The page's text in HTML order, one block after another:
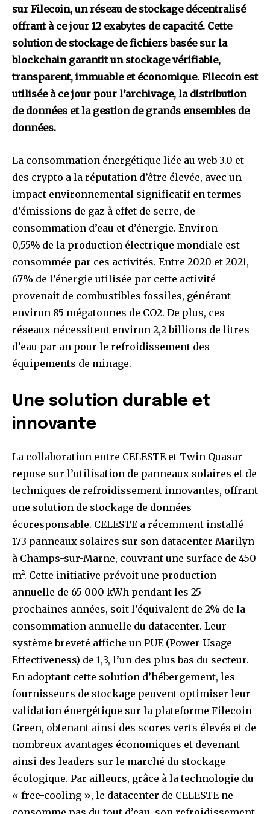
sur Filecoin, un réseau de stockage décentralisé
offrant à ce jour 12 exabytes de capacité. Cette
solution de stockage de fichiers basée sur la
blockchain garantit un stockage vérifiable,
transparent, immuable et économique. Filecoin est
utilisée à ce jour pour l’archivage, la distribution
de données et la gestion de grands ensembles de
données.
La consommation énergétique liée au web 3.0 et
des crypto a la réputation d’être élevée, avec un
impact environnemental significatif en termes
d’émissions de gaz à effet de serre, de
consommation d’eau et d’énergie. Environ
0,55% de la production électrique mondiale est
consommée par ces activités. Entre 2020 et 2021,
67% de l’énergie utilisée par cette activité
provenait de combustibles fossiles, générant
environ 85 mégatonnes de CO2. De plus, ces
réseaux nécessitent environ 2,2 billions de litres
d’eau par an pour le refroidissement des
équipements de minage.
Une solution durable et
innovante
La collaboration entre CELESTE et Twin Quasar
repose sur l’utilisation de panneaux solaires et de
techniques de refroidissement innovantes, offrant
une solution de stockage de données
écoresponsable. CELESTE a récemment installé
173 panneaux solaires sur son datacenter Marilyn
à Champs-sur-Marne, couvrant une surface de 450
m². Cette initiative prévoit une production
annuelle de 65 000 kWh pendant les 25
prochaines années, soit l’équivalent de 2% de la
consommation annuelle du datacenter. Leur
système breveté affiche un PUE (Power Usage
Effectiveness) de 1,3, l’un des plus bas du secteur.
En adoptant cette solution d’hébergement, les
fournisseurs de stockage peuvent optimiser leur
validation énergétique sur la plateforme Filecoin
Green, obtenant ainsi des scores verts élevés et de
nombreux avantages économiques et devenant
ainsi des leaders sur le marché du stockage
écologique. Par ailleurs, grâce à la technologie du
« free-cooling », le datacenter de CELESTE ne